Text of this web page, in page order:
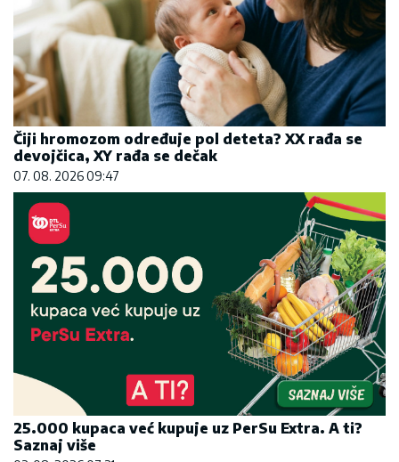
Čiji hromozom određuje pol deteta? XX rađa se
devojčica, XY rađa se dečak
07. 08. 2026 09:47
25.000 kupaca već kupuje uz PerSu Extra. A ti?
Saznaj više